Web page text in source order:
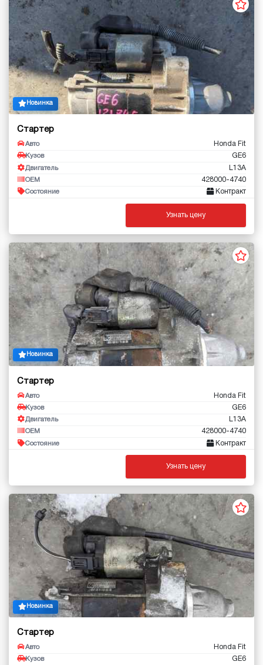
Новинка
Стартер
Авто Honda Fit
Кузов GE6
Двигатель L13A
OEM 428000-4740
Состояние Контракт
Узнать цену
Новинка
Стартер
Авто Honda Fit
Кузов GE6
Двигатель L13A
OEM 428000-4740
Состояние Контракт
Узнать цену
Новинка
Стартер
Авто Honda Fit
Кузов GE6